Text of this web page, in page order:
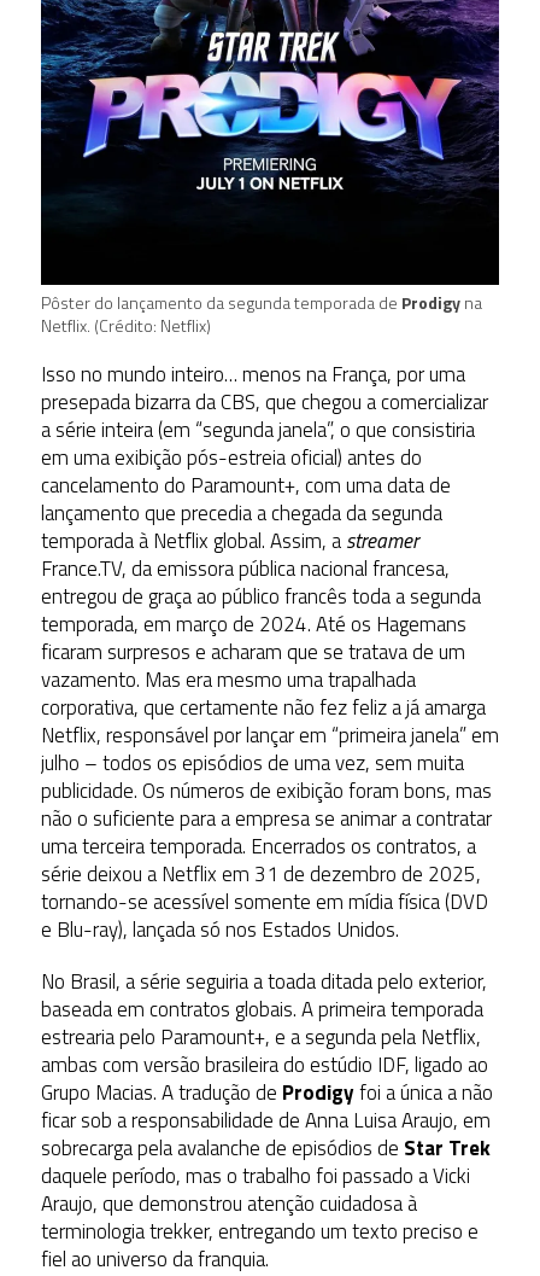
Pôster do lançamento da segunda temporada de Prodigyna
Netflix. (Crédito: Netflix)
Isso no mundo inteiro… menos na França, por uma
presepada bizarra da CBS, que chegou a comercializar
a série inteira (em “segunda janela”, o que consistiria
em uma exibição pós-estreia oficial) antes do
cancelamento do Paramount+, com uma data de
lançamento que precedia a chegada da segunda
temporada à Netflix global. Assim, astreamer
France.TV, da emissora pública nacional francesa,
entregou de graça ao público francês toda a segunda
temporada, em março de 2024. Até os Hagemans
ficaram surpresos e acharam que se tratava de um
vazamento. Mas era mesmo uma trapalhada
corporativa, que certamente não fez feliz a já amarga
Netflix, responsável por lançar em “primeira janela” em
julho – todos os episódios de uma vez, sem muita
publicidade. Os números de exibição foram bons, mas
não o suficiente para a empresa se animar a contratar
uma terceira temporada. Encerrados os contratos, a
série deixou a Netflix em 31 de dezembro de 2025,
tornando-se acessível somente em mídia física (DVD
e Blu-ray), lançada só nos Estados Unidos.
No Brasil, a série seguiria a toada ditada pelo exterior,
baseada em contratos globais. A primeira temporada
estrearia pelo Paramount+, e a segunda pela Netflix,
ambas com versão brasileira do estúdio IDF, ligado ao
Grupo Macias. A tradução de Prodigyfoi a única a não
ficar sob a responsabilidade de Anna Luisa Araujo, em
sobrecarga pela avalanche de episódios de Star Trek
daquele período, mas o trabalho foi passado a Vicki
Araujo, que demonstrou atenção cuidadosa à
terminologia trekker, entregando um texto preciso e
fiel ao universo da franquia.